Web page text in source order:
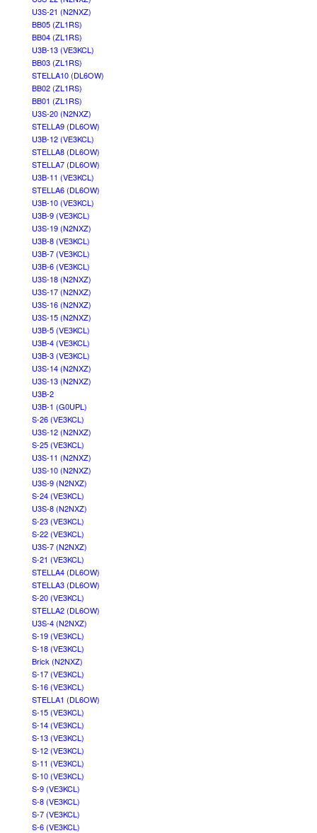
U3S-21 (N2NXZ)
BB05 (ZL1RS)
BB04 (ZL1RS)
U3B-13 (VE3KCL)
BB03 (ZL1RS)
STELLA10 (DL6OW)
BB02 (ZL1RS)
BB01 (ZL1RS)
U3S-20 (N2NXZ)
STELLA9 (DL6OW)
U3B-12 (VE3KCL)
STELLA8 (DL6OW)
STELLA7 (DL6OW)
U3B-11 (VE3KCL)
STELLA6 (DL6OW)
U3B-10 (VE3KCL)
U3B-9 (VE3KCL)
U3S-19 (N2NXZ)
U3B-8 (VE3KCL)
U3B-7 (VE3KCL)
U3B-6 (VE3KCL)
U3S-18 (N2NXZ)
U3S-17 (N2NXZ)
U3S-16 (N2NXZ)
U3S-15 (N2NXZ)
U3B-5 (VE3KCL)
U3B-4 (VE3KCL)
U3B-3 (VE3KCL)
U3S-14 (N2NXZ)
U3S-13 (N2NXZ)
U3B-2
U3B-1 (G0UPL)
S-26 (VE3KCL)
U3S-12 (N2NXZ)
S-25 (VE3KCL)
U3S-11 (N2NXZ)
U3S-10 (N2NXZ)
U3S-9 (N2NXZ)
S-24 (VE3KCL)
U3S-8 (N2NXZ)
S-23 (VE3KCL)
S-22 (VE3KCL)
U3S-7 (N2NXZ)
S-21 (VE3KCL)
STELLA4 (DL6OW)
STELLA3 (DL6OW)
S-20 (VE3KCL)
STELLA2 (DL6OW)
U3S-4 (N2NXZ)
S-19 (VE3KCL)
S-18 (VE3KCL)
Brick (N2NXZ)
S-17 (VE3KCL)
S-16 (VE3KCL)
STELLA1 (DL6OW)
S-15 (VE3KCL)
S-14 (VE3KCL)
S-13 (VE3KCL)
S-12 (VE3KCL)
S-11 (VE3KCL)
S-10 (VE3KCL)
S-9 (VE3KCL)
S-8 (VE3KCL)
S-7 (VE3KCL)
S-6 (VE3KCL)